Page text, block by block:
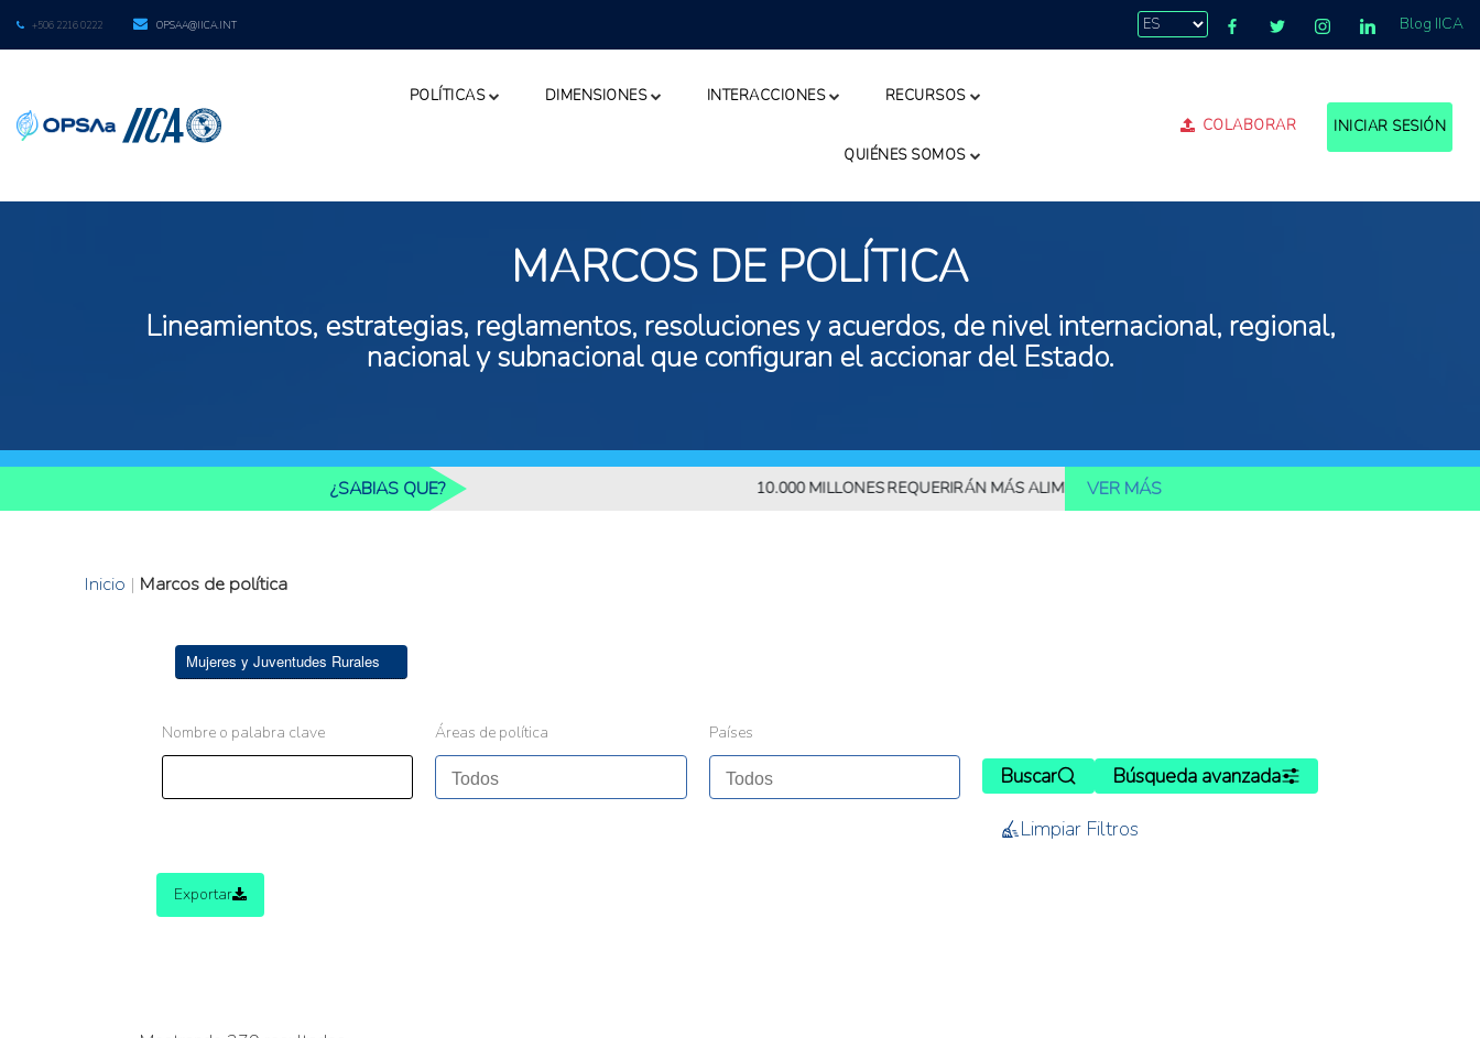
+506 2216 0222 OPSAA@IICA.INT Blog IICA
POLÍTICAS DIMENSIONES INTERACCIONES RECURSOS
QUIÉNES SOMOS
COLABORAR INICIAR SESIÓN
MARCOS DE POLÍTICA
Lineamientos, estrategias, reglamentos, resoluciones y acuerdos, de nivel internacional, regional,
nacional y subnacional que configuran el accionar del Estado.
¿SABIAS QUE? 10.000 MILLONES REQUERIRÁN MÁS ALIMENTOS10.000 MILLONES DE PERSONAS DEBERÁN SER
VER MÁS
Inicio | Marcos de política
Mujeres y Juventudes Rurales
Nombre o palabra clave Áreas de política Países
Buscar
Búsqueda avanzada
Limpiar Filtros
Exportar